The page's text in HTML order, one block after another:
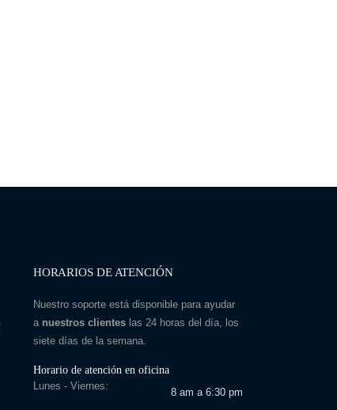
HORARIOS DE ATENCIÓN
Nuestro soporte está disponible para ayudar
a nuestros clienteslas 24 horas del día, los
siete días de la semana.
Horario de atención en oficina
Lunes - Viernes:
8 am a 6:30 pm